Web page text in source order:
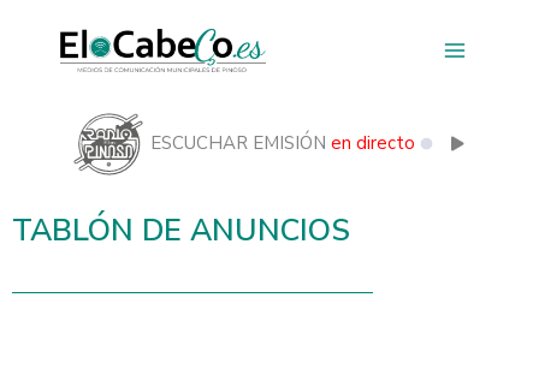
contenido
ESCUCHAR EMISIÓN en directo
TABLÓN DE ANUNCIOS